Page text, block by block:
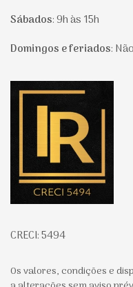
Sábados:9h às 15h
Domingos e feriados:
Página inicial
CRECI: 5494
Os valores, condições e